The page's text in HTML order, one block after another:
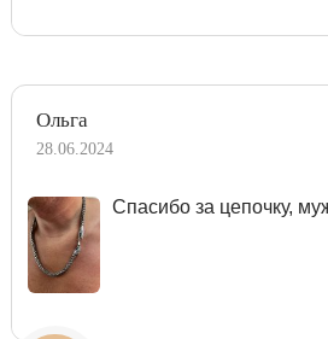
Ольга
28.06.2024
Спасибо за цепочку,